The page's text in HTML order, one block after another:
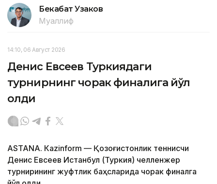
Бекабат Узаков
Муаллиф
14:10, 06 Август 2026
Денис Евсеев Туркиядаги
турнирнинг чорак финалига йўл
олди
ASTANА. Кazinform — Қозоғистонлик теннисчи
Денис Евсеев Истанбул (Туркия) челленжер
турнирининг жуфтлик баҳсларида чорак финалга